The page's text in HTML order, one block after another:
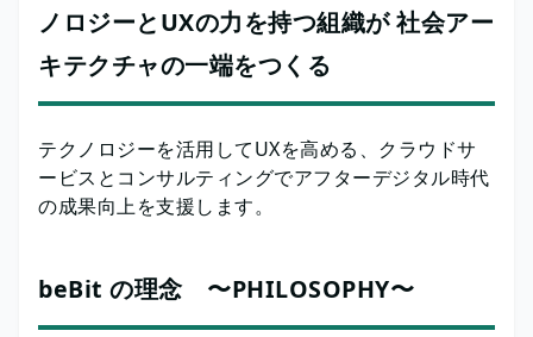
ノロジーとUXの力を持つ組織が 社会アー
キテクチャの一端をつくる
テクノロジーを活用してUXを高める、クラウドサ
ービスとコンサルティングでアフターデジタル時代
の成果向上を支援します。
beBit の理念 〜PHILOSOPHY〜